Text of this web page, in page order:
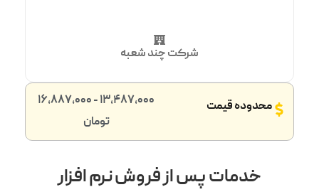
شرکت چند شعبه
محدوده قیمت
13,487,000 - 16,887,000
تومان
خدمات پس از فروش نرم افزار